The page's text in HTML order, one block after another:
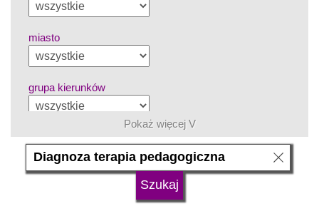
miasto
grupa kierunków
język
Pokaż więcej V